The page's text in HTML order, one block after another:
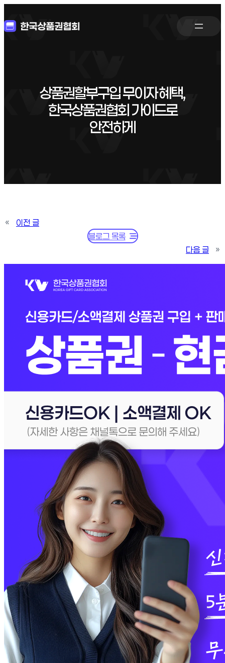
상품권할부구입 무이자 혜택,
한국상품권협회 가이드로
안전하게
«
이전 글
블로그 목록
다음 글
»